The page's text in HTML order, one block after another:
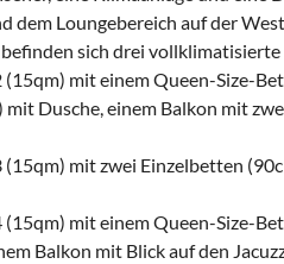
dem Loungebereich auf der
sich drei vollklimatisierte
mit einem Queen-Size-
mit Dusche, einem Balkon mit
mit zwei Einzelbetten
mit einem Queen-Size-
Balkon mit Blick auf den